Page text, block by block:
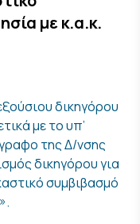
με κ.α.κ.
δικηγόρου
με το υπ’
της Δ/νσης
δικηγόρου για
συμβιβασμό